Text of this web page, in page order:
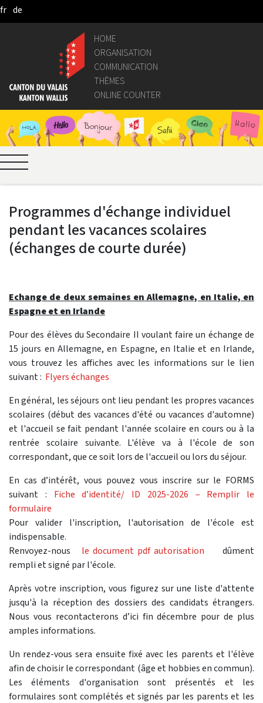
Pular para o Conteúdo principal
fr de
HOME
ORGANISATION
COMMUNICATION
THÈMES
ONLINE COUNTER
Programmes d'échange individuel
pendant les vacances scolaires
(échanges de courte durée)
Echange de deux semaines en Allemagne, en Italie, en
Espagne et en Irlande
Pour des élèves du Secondaire II voulant faire un échange de
15 jours en Allemagne, en Espagne, en Italie et en Irlande,
vous trouvez les affiches avec les informations sur le lien
suivant : Flyers échanges
En général, les séjours ont lieu pendant les propres vacances
scolaires (début des vacances d'été ou vacances d'automne)
et l'accueil se fait pendant l'année scolaire en cours ou à la
rentrée scolaire suivante. L'élève va à l'école de son
correspondant, que ce soit lors de l'accueil ou lors du séjour.
En cas d’intérêt, vous pouvez vous inscrire sur le FORMS
suivant : Fiche d’identité/ ID 2025-2026 – Remplir le
formulaire
Pour valider l'inscription, l'autorisation de l'école est
indispensable.
Renvoyez-nous le document pdf autorisation dûment
rempli et signé par l'école.
Après votre inscription, vous figurez sur une liste d'attente
jusqu'à la réception des dossiers des candidats étrangers.
Nous vous recontacterons d’ici fin décembre pour de plus
amples informations.
Un rendez-vous sera ensuite fixé avec les parents et l'élève
afin de choisir le correspondant (âge et hobbies en commun).
Les éléments d'organisation sont présentés et les
formulaires sont complétés et signés par les parents et les